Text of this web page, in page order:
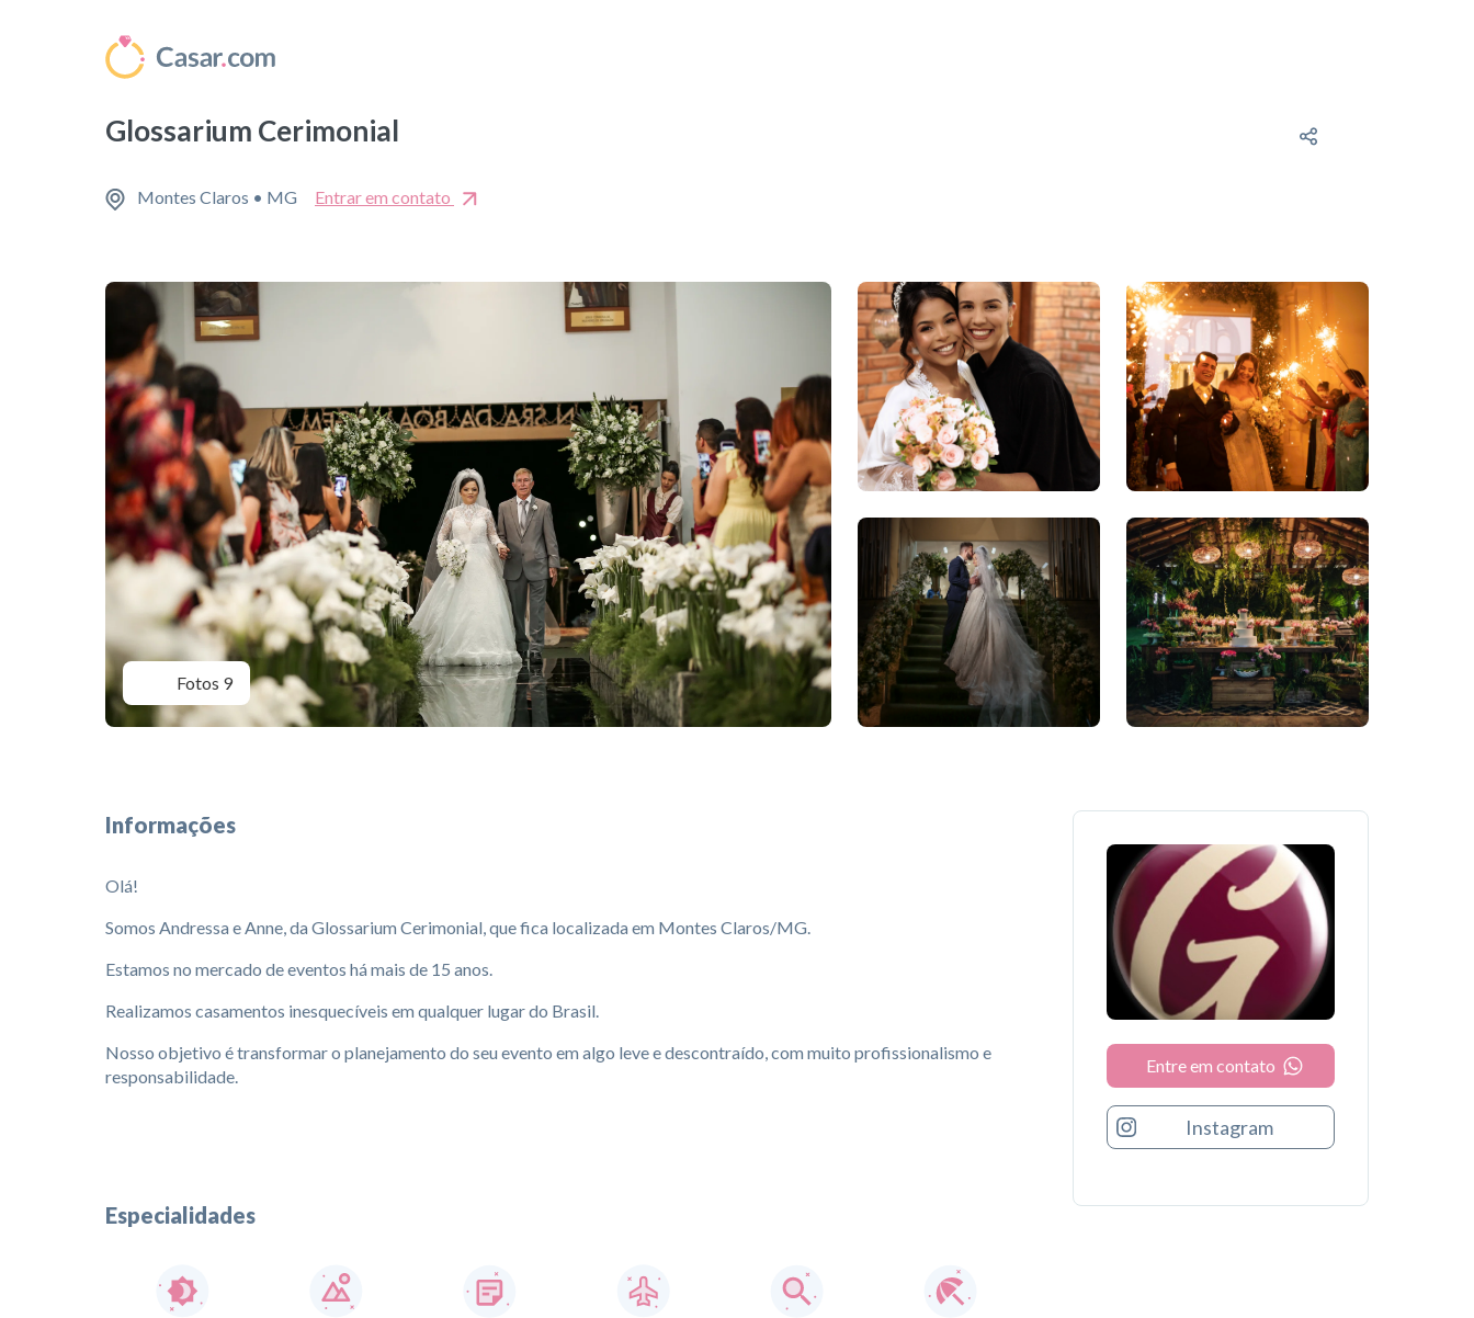
Glossarium Cerimonial
Montes Claros • MG Entrar em contato
Fotos 9
Informações
Olá!
Somos Andressa e Anne, da Glossarium Cerimonial, que fica localizada em Montes Claros/MG.
Estamos no mercado de eventos há mais de 15 anos.
Realizamos casamentos inesquecíveis em qualquer lugar do Brasil.
Nosso objetivo é transformar o planejamento do seu evento em algo leve e descontraído, com muito profissionalismo e
responsabilidade.
Especialidades
Entre em contato
Instagram